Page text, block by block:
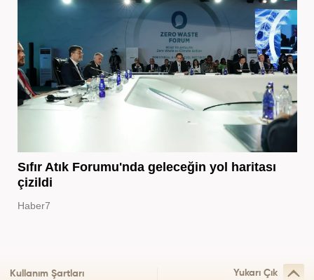
Sıfır Atık Forumu'nda geleceğin yol haritası
çizildi
Haber7
Kullanım Şartları Yukarı Çık